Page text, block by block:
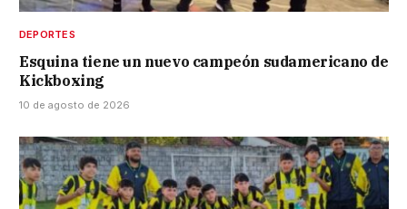
DEPORTES
Esquina tiene un nuevo campeón sudamericano de
Kickboxing
10 de agosto de 2026